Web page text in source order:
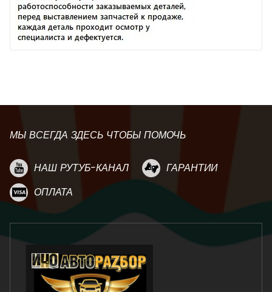
МЫ ВСЕГДА ЗДЕСЬ ЧТОБЫ ПОМОЧЬ
НАШ РУТУБ-КАНАЛ
ГАРАНТИИ
ОПЛАТА